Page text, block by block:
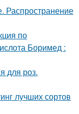
Распространение
по
Боримед :
для роз.
лучших сортов